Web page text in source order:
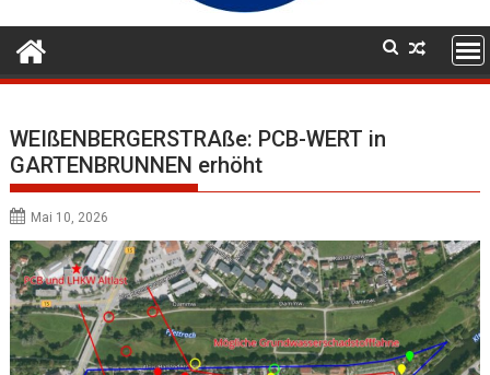
WEIßENBERGERSTRAße: PCB-WERT in
GARTENBRUNNEN erhöht
Mai 10, 2026